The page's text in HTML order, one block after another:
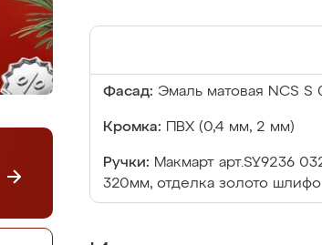
Фасад: Эмаль матовая NCS S
Кромка: ПВХ (0,4 мм, 2 мм)
Ручки: Макмарт арт.SY9236
320мм, отделка золото